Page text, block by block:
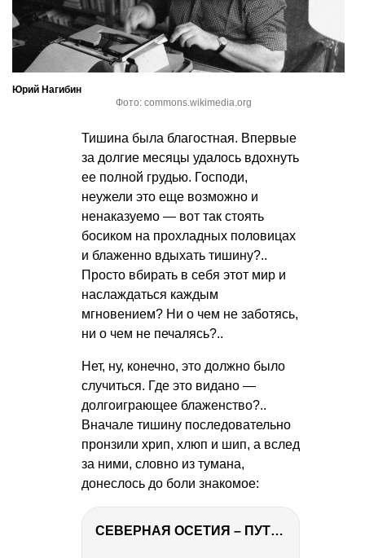
Юрий Нагибин
Фото: commons.wikimedia.org
Тишина была благостная. Впервые
за долгие месяцы удалось вдохнуть
ее полной грудью. Господи,
неужели это еще возможно и
ненаказуемо — вот так стоять
босиком на прохладных половицах
и блаженно вдыхать тишину?..
Просто вбирать в себя этот мир и
наслаждаться каждым
мгновением? Ни о чем не заботясь,
ни о чем не печалясь?..
Нет, ну, конечно, это должно было
случиться. Где это видано —
долгоиграющее блаженство?..
Вначале тишину последовательно
пронзили хрип, хлюп и шип, а вслед
за ними, словно из тумана,
донеслось до боли знакомое:
СЕВЕРНАЯ ОСЕТИЯ – ПУТЕШЕСТВИЕ НА КАВКАЗ часть 4